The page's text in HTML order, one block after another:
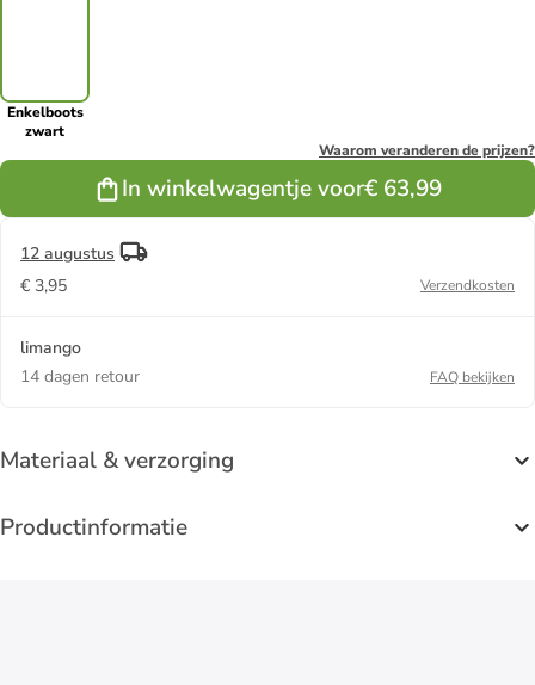
Enkelboots
zwart
Waarom veranderen de prijzen?
In winkelwagentje voor€ 63,99
12 augustus
€ 3,95
Verzendkosten
limango
14 dagen retour
FAQ bekijken
Materiaal & verzorging
Productinformatie